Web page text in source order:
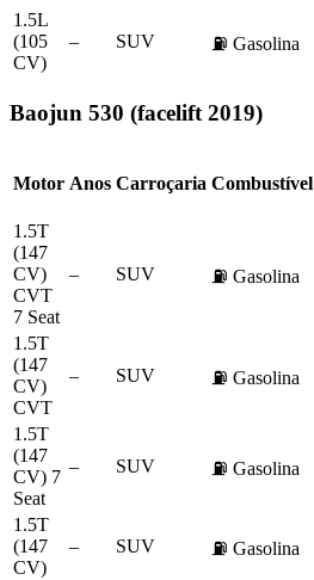
1.5L
(105
CV)
– SUV ⛽ Gasolina
Baojun 530 (facelift 2019)
Motor Anos Carroçaria Combustível
1.5T
(147
CV)
CVT
7 Seat
– SUV ⛽ Gasolina
1.5T
(147
CV)
CVT
– SUV ⛽ Gasolina
1.5T
(147
CV) 7
Seat
– SUV ⛽ Gasolina
1.5T
(147
CV)
– SUV ⛽ Gasolina